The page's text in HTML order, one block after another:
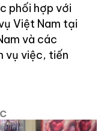
phối hợp với
Việt Nam tại
và các
vụ việc, tiến